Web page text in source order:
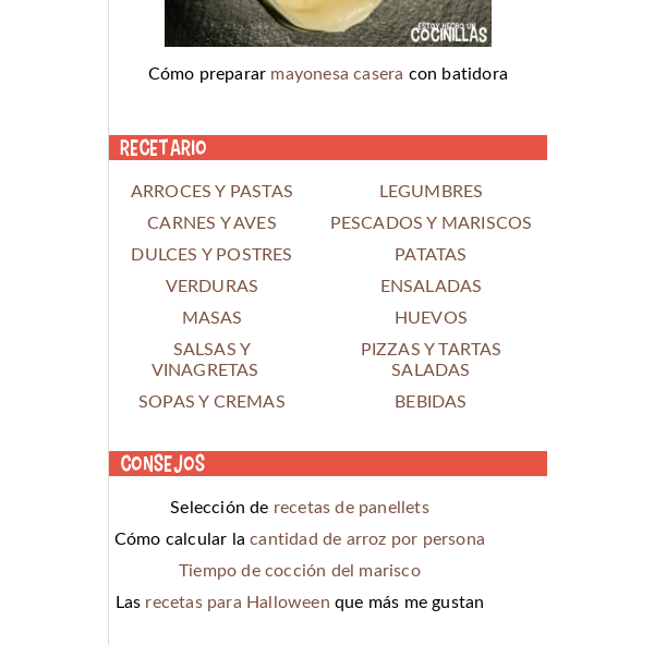
Cómo preparar mayonesa casera con batidora
Recetario
ARROCES Y PASTAS
LEGUMBRES
CARNES Y AVES
PESCADOS Y MARISCOS
DULCES Y POSTRES
PATATAS
VERDURAS
ENSALADAS
MASAS
HUEVOS
SALSAS Y
VINAGRETAS
PIZZAS Y TARTAS
SALADAS
SOPAS Y CREMAS
BEBIDAS
Consejos
Selección de recetas de panellets
Cómo calcular lacantidad de arroz por persona
Tiempo de cocción del marisco
Las recetas para Halloween que más me gustan